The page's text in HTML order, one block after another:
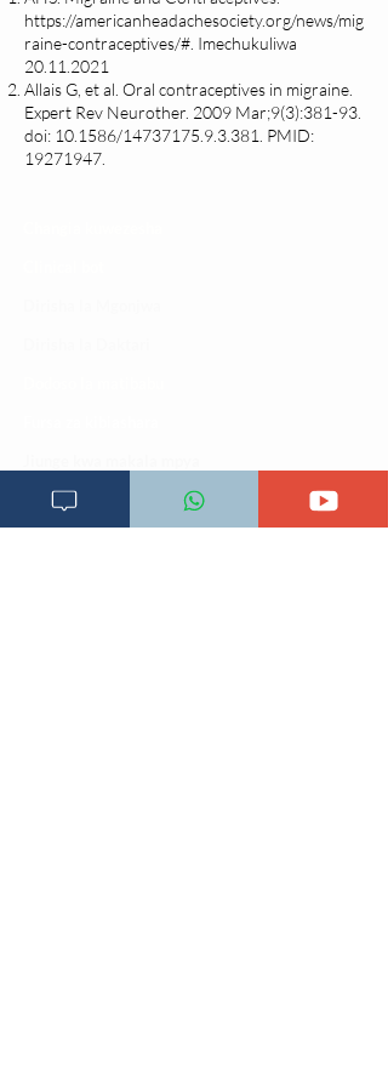
https://americanheadachesociety.org/news/mig
raine-contraceptives/# . Imechukuliwa
20.11.2021
Allais G, et al. Oral contraceptives in migraine.
Expert Rev Neurother. 2009 Mar;9(3):381-93.
doi: 10.1586/14737175.9.3.381. PMID:
19271947